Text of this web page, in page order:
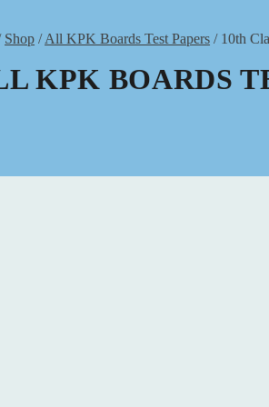
Shop / All KPK Boards Test Papers / 10th
KPK BOARDS